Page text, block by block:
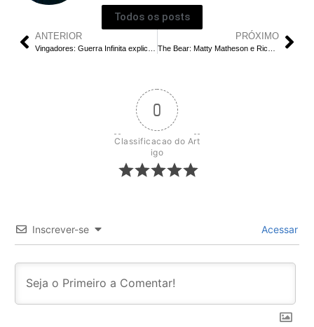
Todos os posts
ANTERIOR PRÓXIMO
0
Classificacao do Art
igo
Inscrever-se Acessar